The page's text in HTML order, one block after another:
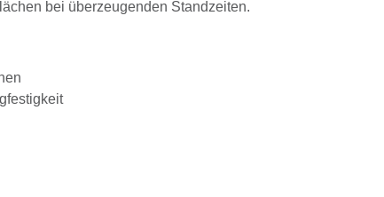
bei überzeugenden Standzeiten.